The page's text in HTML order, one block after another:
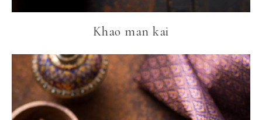
Khao man kai